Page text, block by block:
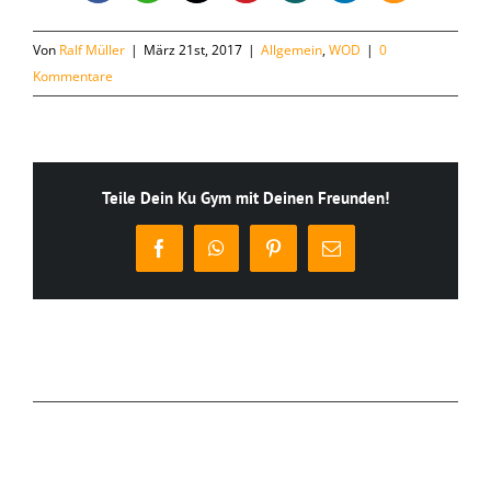
Von Ralf Müller | März 21st, 2017 | Allgemein,WOD | 0
Kommentare
Teile Dein Ku Gym mit Deinen Freunden!
FacebookWhatsAppPinterest
E-
Mail